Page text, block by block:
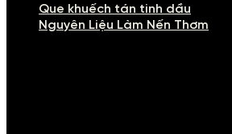
Que khuếch tán tinh dầu
Nguyên Liệu Làm Nến Thơm